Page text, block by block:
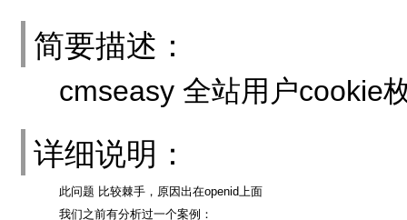
简要描述：
cmseasy 全站用户cookie
详细说明：
此问题 比较棘手，原因出在openid上面
我们之前有分析过一个案例：